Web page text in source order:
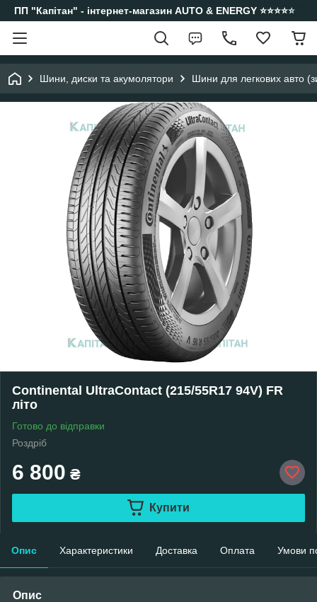
ПП "Капітан" - інтернет-магазин AUTO & ENERGY ⭐️⭐️⭐️⭐️⭐️
Шини, диски та акумолятори Шини для легкових авто
Continental UltraContact (215/55R17 94V) FR
літо
Готово до відправки
Роздріб
6 800 ₴
Купити
Опис Характеристики Доставка Оплата Умови
Опис